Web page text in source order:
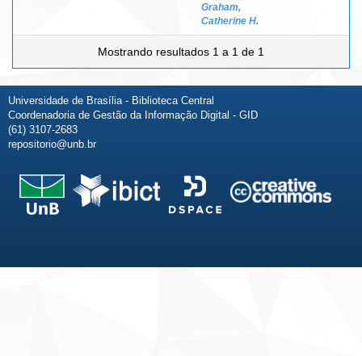
Graham,
Catherine H.
Mostrando resultados 1 a 1 de 1
Universidade de Brasília - Biblioteca Central
Coordenadoria de Gestão da Informação Digital - GID
(61) 3107-2683
repositorio@unb.br